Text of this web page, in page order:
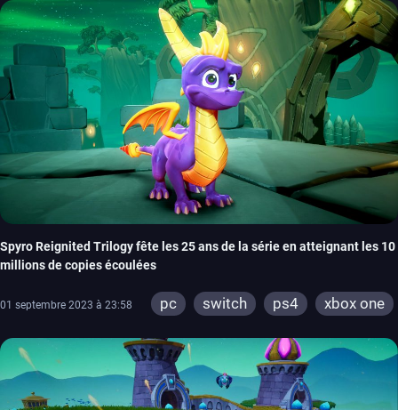
Spyro Reignited Trilogy fête les 25 ans de la série en atteignant les 10
millions de copies écoulées
01 septembre 2023 à 23:58 pc switch ps4 xbox one